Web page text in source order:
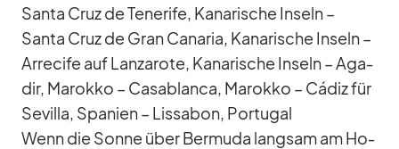
Santa Cruz de Te­ne­rife, Ka­na­ri­sche In­seln –
Santa Cruz de Gran Ca­na­ria, Ka­na­ri­sche In­seln –
Ar­re­cife auf Lan­za­rote, Ka­na­ri­sche In­seln – Aga­
dir, Ma­rokko – Ca­sa­blanca, Ma­rokko – Cá­diz für
Se­villa, Spa­nien – Lis­sa­bon, Por­tu­gal
Wenn die Sonne über Ber­muda lang­sam am Ho­